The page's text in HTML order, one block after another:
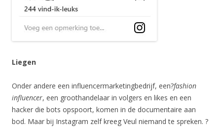
Liegen
Onder andere een influencermarketingbedrijf, een?fashion
influencer, een groothandelaar in volgers en likes en een
hacker die bots opspoort, komen in de documentaire aan
bod. Maar bij Instagram zelf kreeg Veul niemand te spreken. ?